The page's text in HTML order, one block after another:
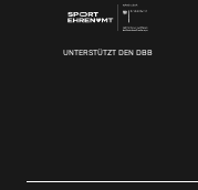
UNTERSTÜTZT DEN DBB